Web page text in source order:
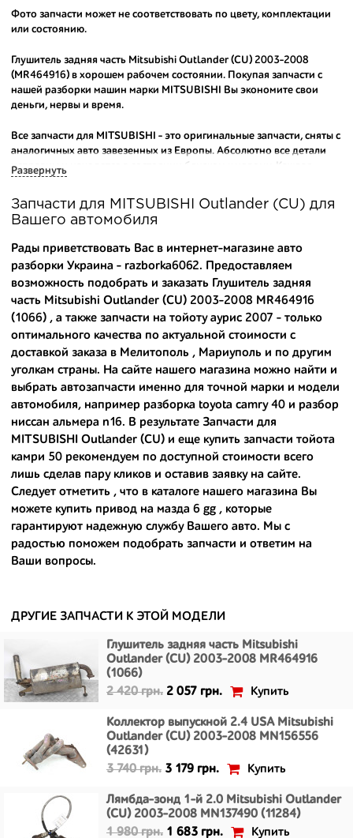
Фото запчасти может не соответствовать по цвету, комплектации
или состоянию.
Глушитель задняя часть Mitsubishi Outlander (CU) 2003-2008
(MR464916) в хорошем рабочем состоянии. Покупая запчасти с
нашей разборки машин марки MITSUBISHI Вы экономите свои
деньги, нервы и время.
Все запчасти для MITSUBISHI - это оригинальные запчасти, сняты с
аналогичных авто завезенных из Европы. Абсолютно все детали
исправны и находятся в состоянии близком к новому. Каждая
производителя.
Вашему вниманию предлагаем широкий ассортимент
автозапчастей для
MITSUBISHI Outlander (CU) 2003-2008
популярных марок. Мы продаем оригинальные и
высококачественные запчасти, отказываясь от контрафактных
аналогов.
Многие наши оптовые клиенты рекомендуют именно нашу
разборку как надежного и проверенного продавца. Если вам
требуется приобрести оптовую партию деталей для японских
автомобилей, то консультанты нашего интернет-магазина
подберут вам товар и укомплектуют партию. Также мы поможем с
правильным выбором по каталогу автозапчастей.
Купить комплектующие для авто с разборки – хорошее решение.
Ведь наши запчасти:
- доступные по цене;
- сняты только с автомобилей, которые ездили по превосходным
европейским и японским дорогам;
- имеют большой запас прочности и невыробатанный ресурс, и
долго прослужат вам.
Развернуть
Запчасти для MITSUBISHI Outlander (CU) для
Вашего автомобиля
Рады приветствовать Вас в интернет-магазине авто
разборки Украина - razborka6062. Предоставляем
возможность подобрать и заказать Глушитель задняя
часть Mitsubishi Outlander (CU) 2003-2008 MR464916
(1066) , а также запчасти на тойоту аурис 2007 - только
оптимального качества по актуальной стоимости с
доставкой заказа в Мелитополь , Мариуполь и по другим
уголкам страны. На сайте нашего магазина можно найти и
выбрать автозапчасти именно для точной марки и модели
автомобиля, например разборка toyota camry 40 и разбор
ниссан альмера n16. В результате Запчасти для
MITSUBISHI Outlander (CU) и еще купить запчасти тойота
камри 50 рекомендуем по доступной стоимости всего
лишь сделав пару кликов и оставив заявку на сайте.
Следует отметить , что в каталоге нашего магазина Вы
можете купить привод на мазда 6 gg , которые
гарантируют надежную службу Вашего авто. Мы с
радостью поможем подобрать запчасти и ответим на
Ваши вопросы.
ДРУГИЕ ЗАПЧАСТИ К ЭТОЙ МОДЕЛИ
Глушитель задняя часть Mitsubishi
Outlander (CU) 2003-2008 MR464916
(1066)
2 420 грн. 2 057 грн. Купить
Коллектор выпускной 2.4 USA Mitsubishi
Outlander (CU) 2003-2008 MN156556
(42631)
3 740 грн. 3 179 грн. Купить
Лямбда-зонд 1-й 2.0 Mitsubishi Outlander
(CU) 2003-2008 MN137490 (11284)
1 980 грн. 1 683 грн. Купить